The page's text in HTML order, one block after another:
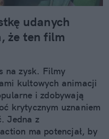
udanych
że ten film
na zysk. Filmy
kultowych animacji
i zdobywają
krytycznym uznaniem
Jedna z
ma potencjał, by